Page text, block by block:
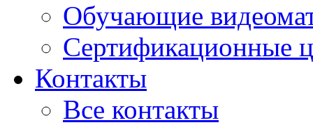
Обучающие
Сертификационные
Контакты
Все контакты